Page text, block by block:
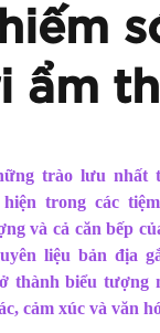
ẩm
trào lưu nhất
trong các
và cả căn bếp
liệu bản địa
thành biểu tượng
cảm xúc và văn